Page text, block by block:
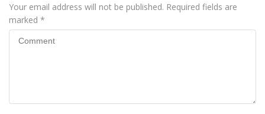
Your email address will not be published. Required fields are
marked *